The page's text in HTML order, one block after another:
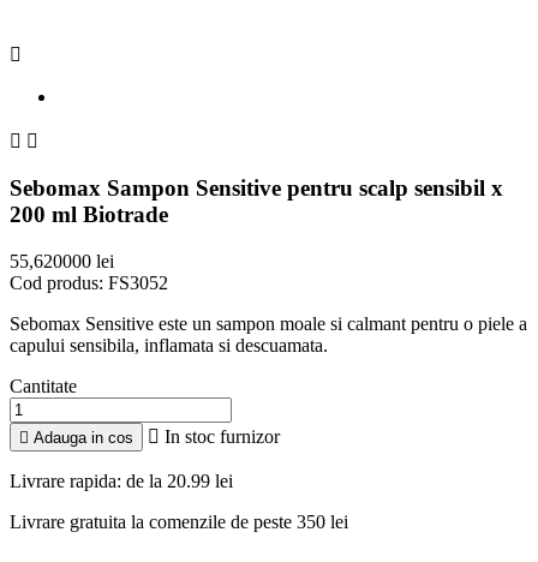

 
Sebomax Sampon Sensitive pentru scalp sensibil x
200 ml Biotrade
55,620000 lei
Cod produs: FS3052
Sebomax Sensitive este un sampon moale si calmant pentru o piele a
capului sensibila, inflamata si descuamata.
Cantitate
 Adauga in cos  In stoc furnizor
Livrare rapida: de la 20.99 lei
Livrare gratuita la comenzile de peste 350 lei